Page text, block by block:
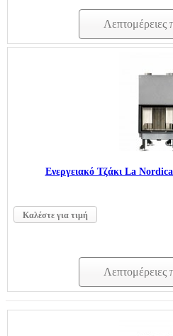
Λεπτομέρειες
Ενεργειακό Τζάκι La
Καλέστε για τιμή
Λεπτομέρειες